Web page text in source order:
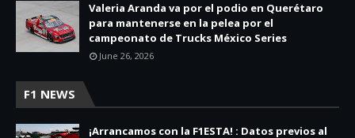
Valeria Aranda va por el podio en Querétaro
para mantenerse en la pelea por el
campeonato de Trucks México Series
June 26, 2026
F1 NEWS
¡Arrancamos con la F1ESTA! : Datos previos al